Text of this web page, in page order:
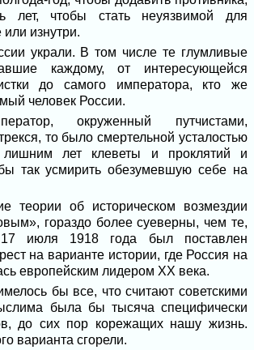
лет, чтобы стать неуязвимой для
изнутри.
украли. В том числе те глумливые
каждому, от интересующейся
до самого императора, кто же
человек России.
окруженный путчистами,
то было смертельной усталостью
лет клеветы и проклятий и
так усмирить обезумевшую себе на
теории об историческом возмездии
гораздо более суеверны, чем те,
17 июля 1918 года был поставлен
на варианте истории, где Россия на
европейским лидером ХХ века.
бы все, что считают советскими
была бы тысяча специфически
до сих пор корежащих нашу жизнь.
варианта сгорели.